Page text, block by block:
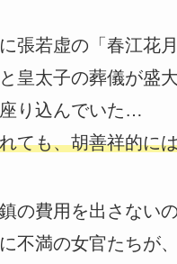
張若虚の「春江花
皇太子の葬儀が盛
り込んでいた…
ても、胡善祥的に
の費用を出さない
不満の女官たちが